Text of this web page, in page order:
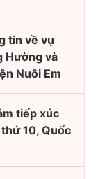
tin về vụ
Hường và
Nuôi Em
tiếp xúc
10, Quốc